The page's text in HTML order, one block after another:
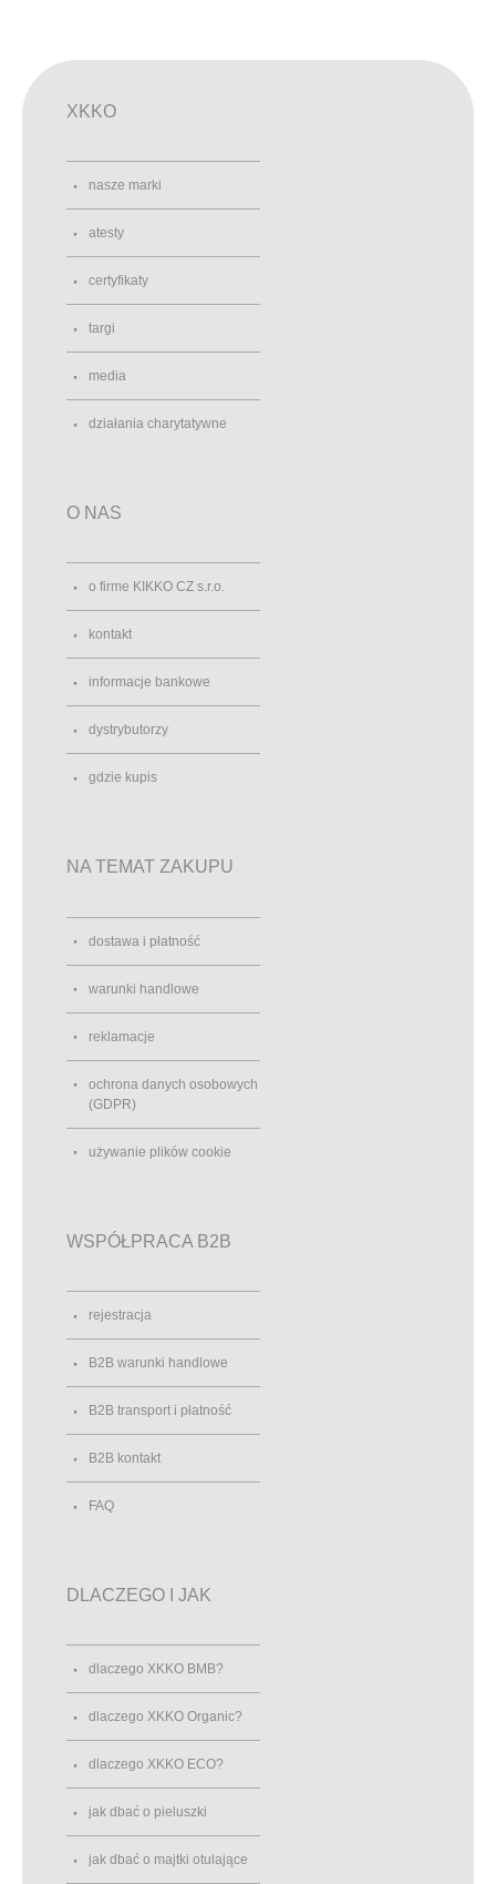
XKKO
nasze marki
atesty
certyfikaty
targi
media
działania charytatywne
O NAS
o firme KIKKO CZ s.r.o.
kontakt
informacje bankowe
dystrybutorzy
gdzie kupis
NA TEMAT ZAKUPU
dostawa i płatność
warunki handlowe
reklamacje
ochrona danych osobowych
(GDPR)
używanie plików cookie
WSPÓŁPRACA B2B
rejestracja
B2B warunki handlowe
B2B transport i płatność
B2B kontakt
FAQ
DLACZEGO I JAK
dlaczego XKKO BMB?
dlaczego XKKO Organic?
dlaczego XKKO ECO?
jak dbać o pieluszki
jak dbać o majtki otulające